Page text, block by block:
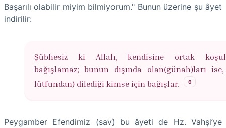
Başarılı olabilir miyim bilmiyorum." Bunun üzerine şu âyet
indirilir:
Şübhesiz ki Allah, kendisine ortak
bağışlamaz; bunun dışında olan(günah)ları
lütfundan) dilediği kimse için bağışlar.
6
Peygamber Efendimiz (sav) bu âyeti de Hz. Vahşi’ye